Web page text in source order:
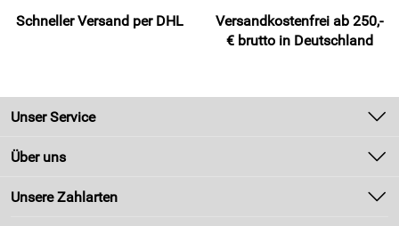
Schneller Versand per DHL
Versandkostenfrei ab 250,-
€ brutto in Deutschland
Unser Service
Kontakt
Zahlung und Versand
Über uns
Unsere Bestseller
Unsere Zahlarten